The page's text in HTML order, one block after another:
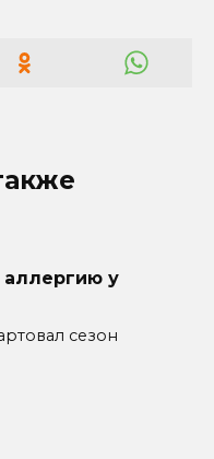
аллергию у
сезон